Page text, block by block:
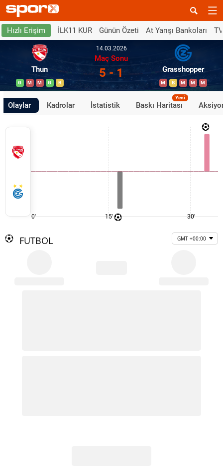
Hızlı Erişim İLK11 KUR Günün Özeti At Yarışı Bankoları
Thun
G M M G B
14.03.2026
Maç Sonu
5 - 1 Grasshopper
M B M M M
Olaylar Kadrolar İstatistik Baskı Haritası
Yeni
0' 15' 30'
FUTBOL GMT +00:00